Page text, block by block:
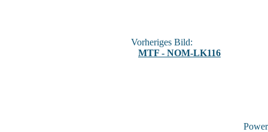
Vorheriges Bild:
MTF - NOM-LK116